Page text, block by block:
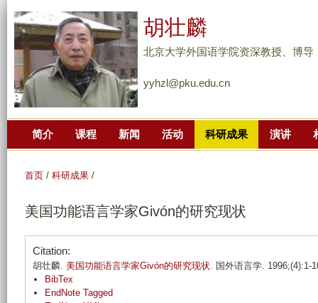
到
主
胡壮麟
北京大学外国语学院资深教授、博导
yyhzl@pku.edu.cn
简介 课程 新闻 活动 科研成果 演讲
首页 / 科研成果 /
美国功能语言学家Givón的研究现状
Citation:
胡壮麟. 美国功能语言学家Givón的研究现状. 国外语言学. 1996;(4):1-
BibTex
EndNote Tagged